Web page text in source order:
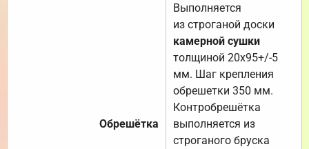
Обрешётка
Выполняется
из строганой доски
камерной сушки
толщиной 20х95+/-5
мм. Шаг крепления
обрешетки 350 мм.
Контробрешётка
выполняется из
строганого бруска